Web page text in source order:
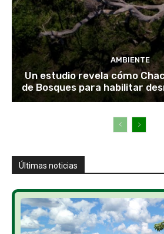
AMBIENTE
Un estudio revela cómo
de Bosques para habilitar
Últimas noticias